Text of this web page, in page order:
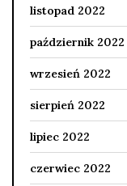
listopad 2022
październik 2022
wrzesień 2022
sierpień 2022
lipiec 2022
czerwiec 2022